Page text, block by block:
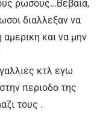
ρωσους…Βεβαια,
διαλλεξαν να
και να μην
κτλ εγω
περιοδο της
τους .